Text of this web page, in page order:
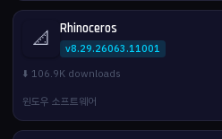
📐 Rhinoceros
v8.29.26063.11001
⬇️ 106.9K downloads
윈도우 소프트웨어